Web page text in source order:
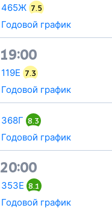
465Ж 7.5
Годовой график
19:00
119Е 7.3
Годовой график
368Г 8.3
Годовой график
20:00
353Е 8.1
Годовой график